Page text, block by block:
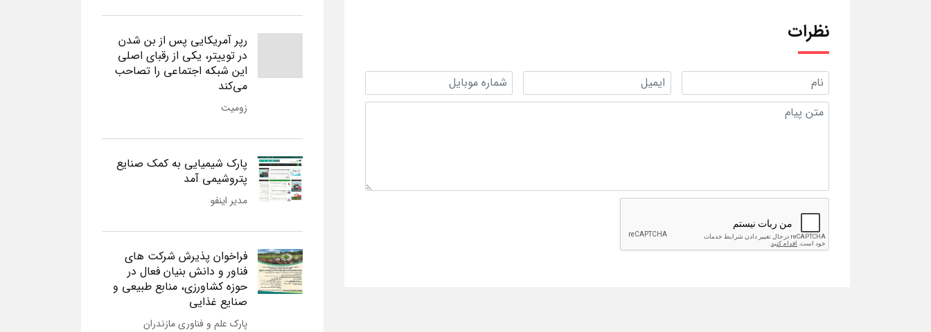
نظرات
رپر آمریکایی پس از بن شدن
در توییتر، یکی از رقبای اصلی
این شبکه اجتماعی را تصاحب
می‌کند
زومیت
پارک شیمیایی به کمک صنایع
پتروشیمی آمد
مدیر اینفو
فراخوان پذیرش شرکت های
فناور و دانش بنیان فعال در
حوزه کشاورزی، منابع طبیعی و
صنایع غذایی
پارک علم و فناوری مازندران